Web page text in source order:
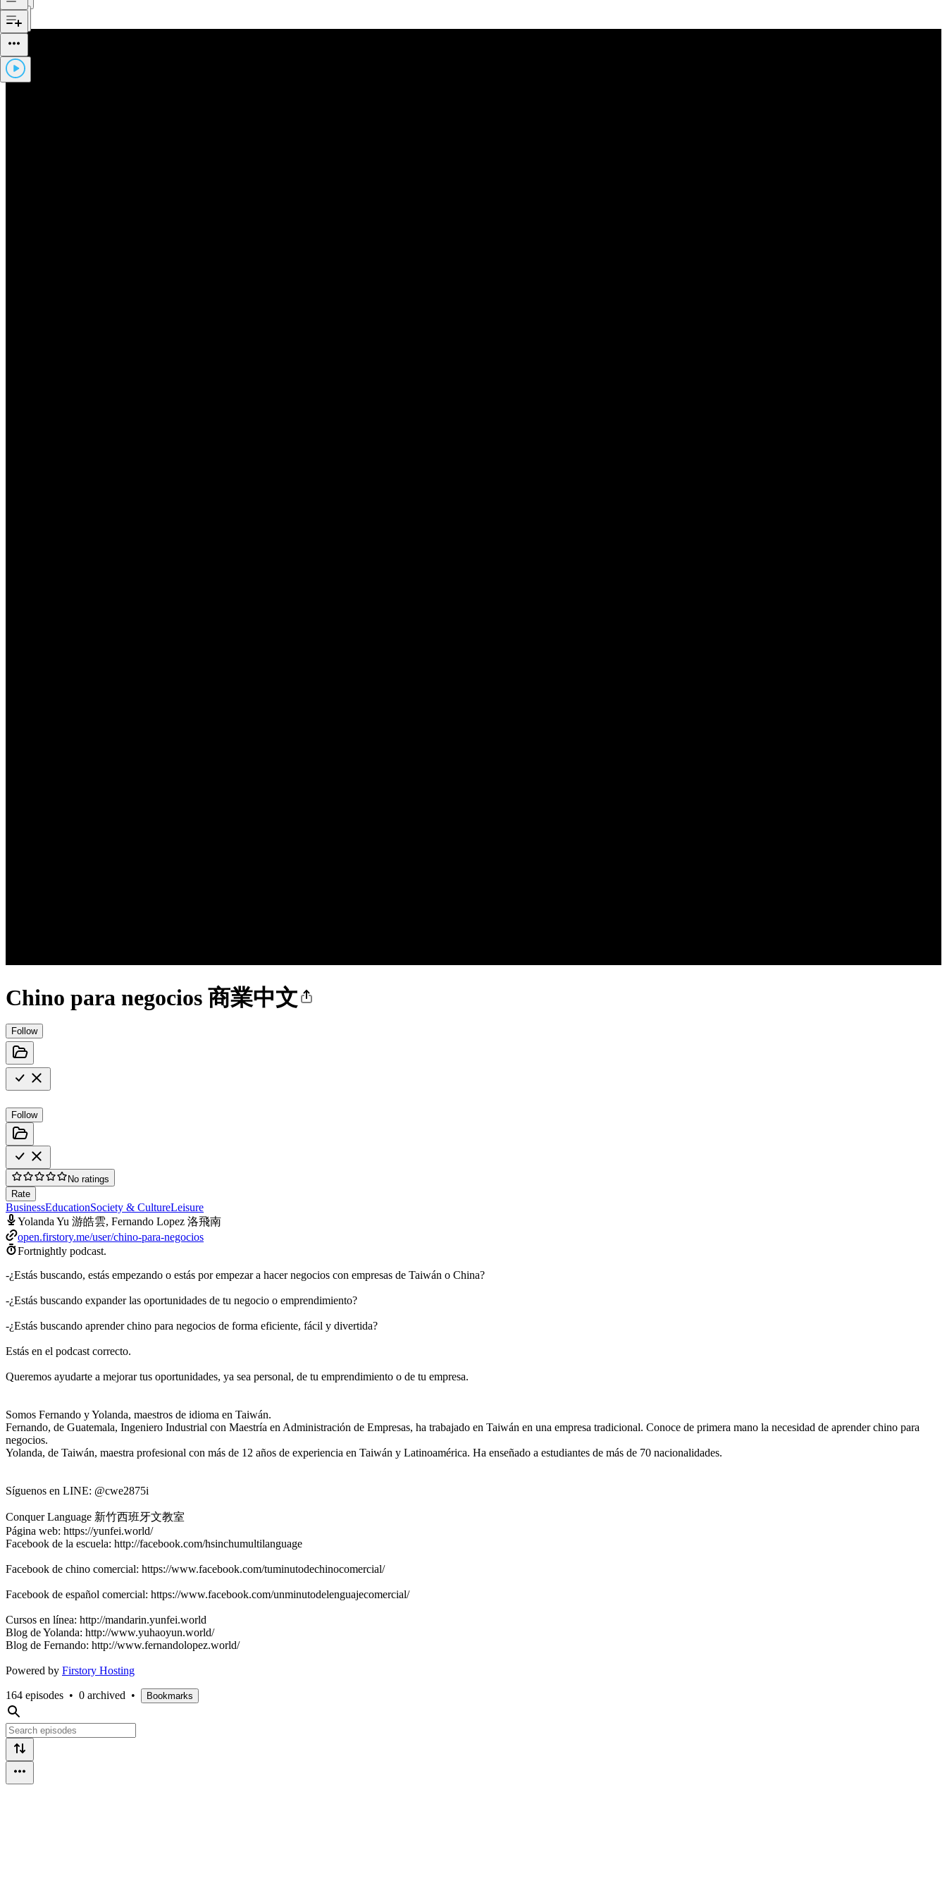
Chino para negocios 商業中文
Follow
Follow
No ratings
Rate
BusinessEducationSociety & CultureLeisure
Yolanda Yu 游皓雲, Fernando Lopez 洛飛南
open.firstory.me/user/chino-para-negocios
Fortnightly podcast.
-¿Estás buscando, estás empezando o estás por empezar a hacer negocios con empresas de Taiwán o China?
-¿Estás buscando expander las oportunidades de tu negocio o emprendimiento?
-¿Estás buscando aprender chino para negocios de forma eficiente, fácil y divertida?
Estás en el podcast correcto.
Queremos ayudarte a mejorar tus oportunidades, ya sea personal, de tu emprendimiento o de tu empresa.
Somos Fernando y Yolanda, maestros de idioma en Taiwán.
Fernando, de Guatemala, Ingeniero Industrial con Maestría en Administración de Empresas, ha trabajado en Taiwán en una empresa tradicional. Conoce de primera mano la necesidad de aprender chino para
negocios.
Yolanda, de Taiwán, maestra profesional con más de 12 años de experiencia en Taiwán y Latinoamérica. Ha enseñado a estudiantes de más de 70 nacionalidades.
Síguenos en LINE: @cwe2875i
Conquer Language 新竹西班牙文教室
Página web: https://yunfei.world/
Facebook de la escuela: http://facebook.com/hsinchumultilanguage
Facebook de chino comercial: https://www.facebook.com/tuminutodechinocomercial/
Facebook de español comercial: https://www.facebook.com/unminutodelenguajecomercial/
Cursos en línea: http://mandarin.yunfei.world
Blog de Yolanda: http://www.yuhaoyun.world/
Blog de Fernando: http://www.fernandolopez.world/
Powered by Firstory Hosting
164 episodes • 0 archived • Bookmarks